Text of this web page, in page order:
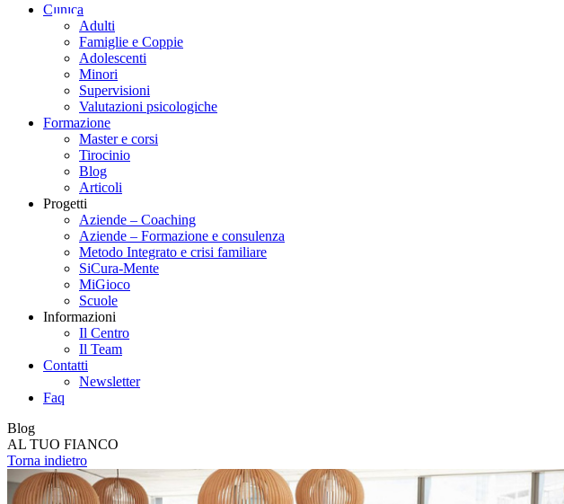
Clinica
Adulti
Famiglie e Coppie
Adolescenti
Minori
Supervisioni
Valutazioni psicologiche
Formazione
Master e corsi
Tirocinio
Blog
Articoli
Progetti
Aziende – Coaching
Aziende – Formazione e consulenza
Metodo Integrato e crisi familiare
SiCura-Mente
MiGioco
Scuole
Informazioni
Il Centro
Il Team
Contatti
Newsletter
Faq
Blog
AL TUO FIANCO
Torna indietro